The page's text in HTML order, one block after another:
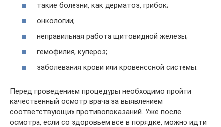
такие болезни, как дерматоз, грибок;
онкологии;
неправильная работа щитовидной железы;
гемофилия, купероз;
заболевания крови или кровеносной системы.
Перед проведением процедуры необходимо пройти
качественный осмотр врача за выявлением
соответствующих противопоказаний. Уже после
осмотра, если со здоровьем все в порядке, можно идти